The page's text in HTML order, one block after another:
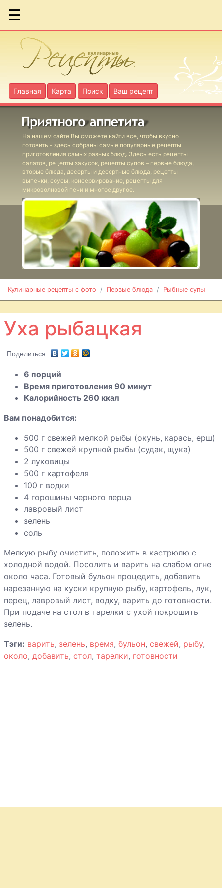
☰
Главная Карта Поиск Ваш рецепт
На нашем сайте Вы сможете найти все, чтобы вкусно
готовить - здесь собраны самые популярные рецепты
приготовления самых разных блюд. Здесь есть рецепты
салатов, рецепты закусок, рецепты супов – первые блюда,
вторые блюда, десерты и десертные блюда, рецепты
выпечки, соусы, консервирование, рецепты для
микроволновой печи и многое другое.
Кулинарные рецепты с фото Первые блюда Рыбные супы
Борщ из
кильки в
томате
Двойная
Рыбный
борщ
Рыбный суп
"Греческий"
Суп гамбо
из сибаса
рыбацкая
Уха
царская
Уха рыбацкая
Поделиться
6 порций
Время приготовления 90 минут
Калорийность 260 ккал
Вам понадобится:
500 г свежей мелкой рыбы (окунь, карась, ерш)
500 г свежей крупной рыбы (судак, щука)
2 луковицы
500 г картофеля
100 г водки
4 горошины черного перца
лавровый лист
зелень
соль
Мелкую рыбу очистить, положить в кастрюлю с
холодной водой. Посолить и варить на слабом огне
около часа. Готовый бульон процедить, добавить
нарезанную на куски крупную рыбу, картофель, лук,
перец, лавровый лист, водку, варить до готовности.
При подаче на стол в тарелки с ухой покрошить
зелень.
Тэги: варить, зелень, время, бульон, свежей, рыбу,
около, добавить, стол, тарелки, готовности